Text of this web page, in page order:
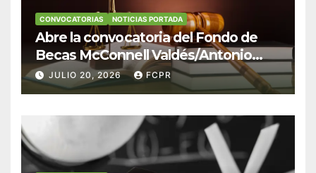
CONVOCATORIAS NOTICIAS PORTADA
Abre la convocatoria del Fondo de
Becas McConnell Valdés/Antonio
Escudero Viera para estudiantes de
Derecho en Puerto Rico
JULIO 20, 2026 FCPR